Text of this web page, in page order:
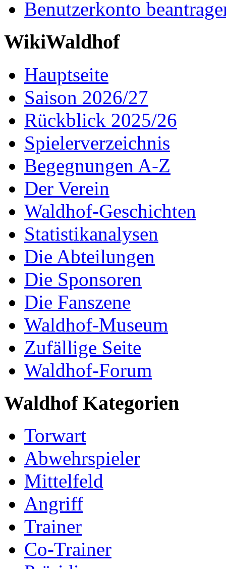
Benutzerkonto
WikiWaldhof
Hauptseite
Saison 2026/27
Rückblick 2025/26
Spielerverzeichnis
Begegnungen A-Z
Der Verein
Waldhof-Geschichten
Statistikanalysen
Die Abteilungen
Die Sponsoren
Die Fanszene
Waldhof-Museum
Zufällige Seite
Waldhof-Forum
Waldhof Kategorien
Torwart
Abwehrspieler
Mittelfeld
Angriff
Trainer
Co-Trainer